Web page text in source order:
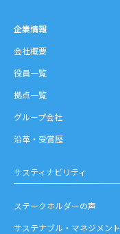
企業情報
会社概要
役員一覧
拠点一覧
グループ会社
沿革・受賞歴
サスティナビリティ
ステークホルダーの声
サステナブル・マネジメント